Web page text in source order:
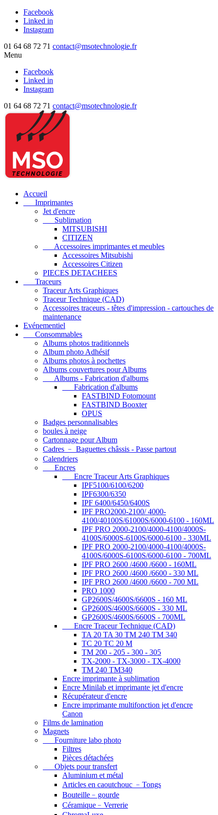
Facebook
Linked in
Instagram
01 64 68 72 71 contact@msotechnologie.fr
Menu
Facebook
Linked in
Instagram
01 64 68 72 71 contact@msotechnologie.fr
Accueil
Imprimantes
Jet d'encre
Sublimation
MITSUBISHI
CITIZEN
Accessoires imprimantes et meubles
Accessoires Mitsubishi
Accessoires Citizen
PIECES DETACHEES
Traceurs
Traceur Arts Graphiques
Traceur Technique (CAD)
Accessoires traceurs - têtes d'impression - cartouches de
maintenance
Evénementiel
Consommables
Albums photos traditionnels
Album photo Adhésif
Albums photos à pochettes
Albums couvertures pour Albums
Albums - Fabrication d'albums
Fabrication d'albums
FASTBIND Fotomount
FASTBIND Booxter
OPUS
Badges personnalisables
boules à neige
Cartonnage pour Album
Cadres ﹣ Baguettes châssis - Passe partout
Calendriers
Encres
Encre Traceur Arts Graphiques
IPF5100/6100/6200
IPF6300/6350
IPF 6400/6450/6400S
IPF PRO2000-2100/ 4000-
4100/40100S/61000S/6000-6100 - 160ML
IPF PRO 2000-2100/4000-4100/4000S-
4100S/6000S-6100S/6000-6100 - 330ML
IPF PRO 2000-2100/4000-4100/4000S-
4100S/6000S-6100S/6000-6100 - 700ML
IPF PRO 2600 /4600 /6600 - 160ML
IPF PRO 2600 /4600 /6600 - 330 ML
IPF PRO 2600 /4600 /6600 - 700 ML
PRO 1000
GP2600S/4600S/6600S - 160 ML
GP2600S/4600S/6600S - 330 ML
GP2600S/4600S/6600S - 700ML
Encre Traceur Technique (CAD)
TA 20 TA 30 TM 240 TM 340
TC 20 TC 20 M
TM 200 - 205 - 300 - 305
TX-2000 - TX-3000 - TX-4000
TM 240 TM340
Encre imprimante à sublimation
Encre Minilab et imprimante jet d'encre
Récupérateur d'encre
Encre imprimante multifonction jet d'encre
Canon
Films de lamination
Magnets
Fourniture labo photo
Filtres
Pièces détachées
Objets pour transfert
Aluminium et métal
Articles en caoutchouc ﹣Tongs
Bouteille﹣gourde
Céramique﹣Verrerie